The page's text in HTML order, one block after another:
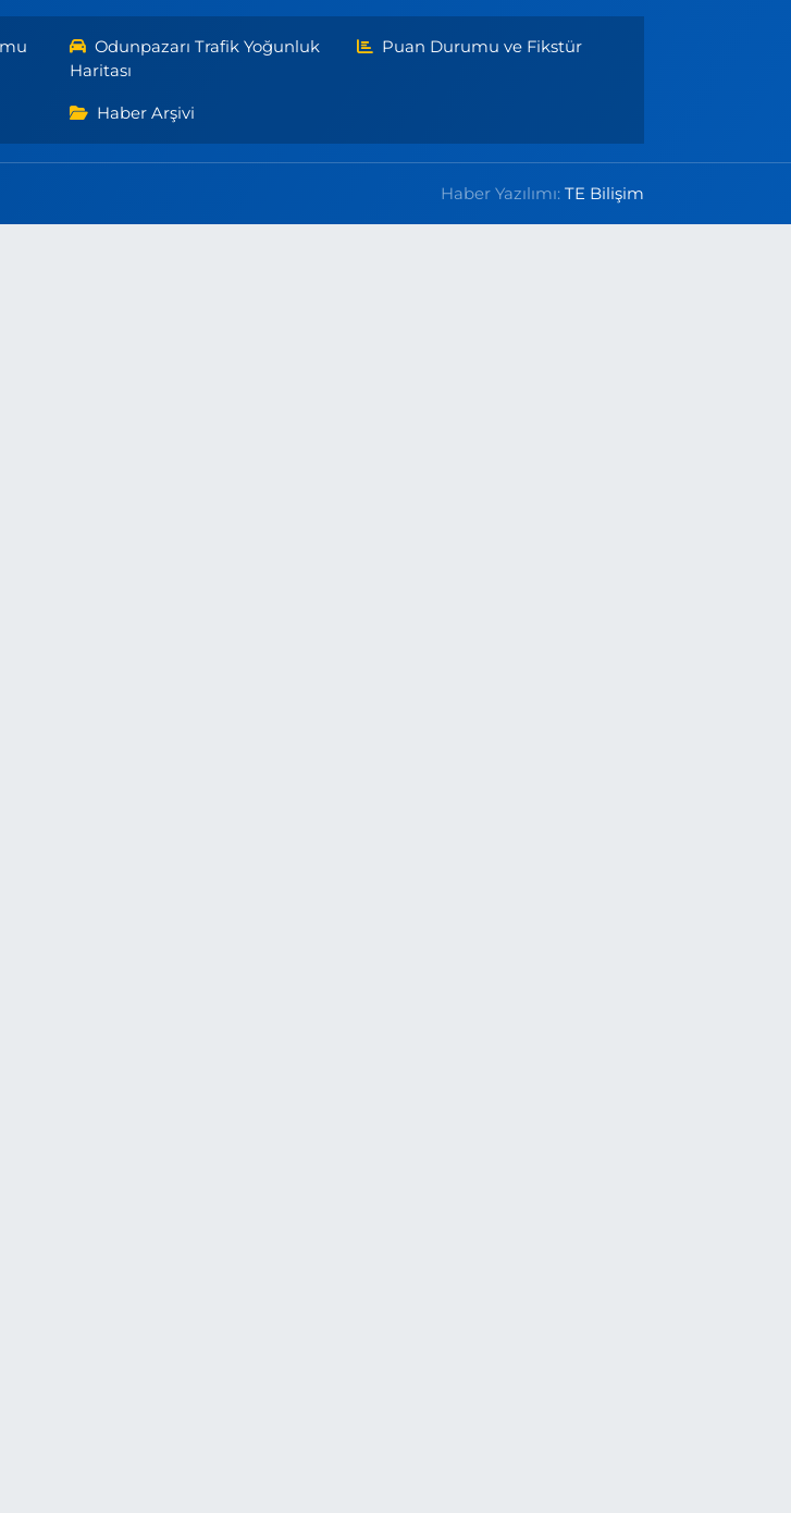
Odunpazarı Trafik Yoğunluk
Haritası
Puan Durumu ve Fikstür
Haber Arşivi
Haber Yazılımı:TE Bilişim